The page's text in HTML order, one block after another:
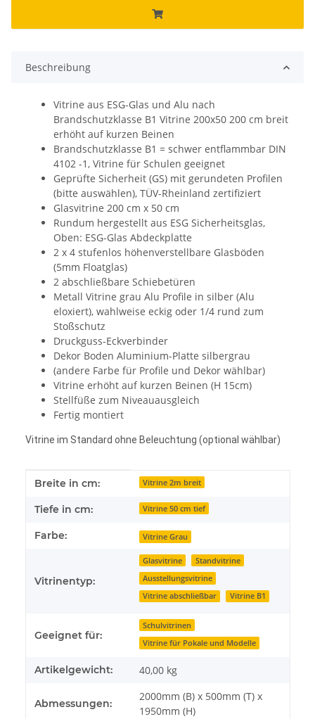
Beschreibung
Vitrine aus ESG-Glas und Alu nach
Brandschutzklasse B1 Vitrine 200x50 200 cm breit
erhöht auf kurzen Beinen
Brandschutzklasse B1 = schwer entflammbar DIN
4102 -1, Vitrine für Schulen geeignet
Geprüfte Sicherheit (GS) mit gerundeten Profilen
(bitte auswählen), TÜV-Rheinland zertifiziert
Glasvitrine 200 cm x 50 cm
Rundum hergestellt aus ESG Sicherheitsglas,
Oben: ESG-Glas Abdeckplatte
2 x 4 stufenlos höhenverstellbare Glasböden
(5mm Floatglas)
2 abschließbare Schiebetüren
Metall Vitrine grau Alu Profile in silber (Alu
eloxiert), wahlweise eckig oder 1/4 rund zum
Stoßschutz
Druckguss-Eckverbinder
Dekor Boden Aluminium-Platte silbergrau
(andere Farbe für Profile und Dekor wählbar)
Vitrine erhöht auf kurzen Beinen (H 15cm)
Stellfüße zum Niveauausgleich
Fertig montiert
Vitrine im Standard ohne Beleuchtung (optional wählbar)
Produkteigenschaft
Wert
Breite in cm: Vitrine 2m breit
Tiefe in cm: Vitrine 50 cm tief
Farbe: Vitrine Grau
Vitrinentyp:
Glasvitrine
Standvitrine
Ausstellungsvitrine
Vitrine abschließbar
Vitrine B1
Geeignet für:
Schulvitrinen
Vitrine für Pokale und Modelle
Artikelgewicht: 40,00 kg
Abmessungen:
2000mm (B) x 500mm (T) x
1950mm (H)